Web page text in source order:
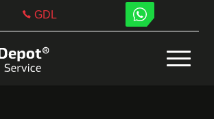
GDL